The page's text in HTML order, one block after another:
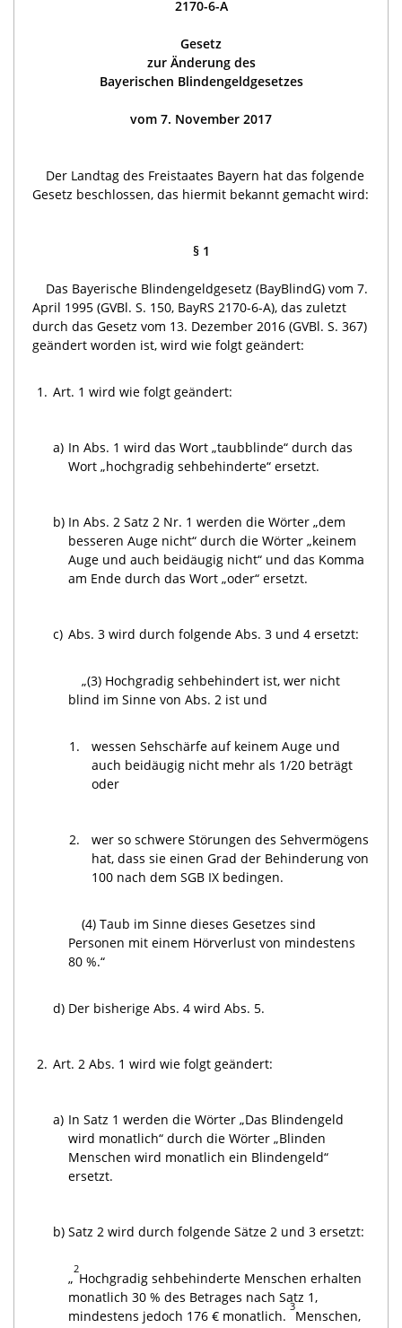
2170-6-A
Gesetz
zur Änderung des
Bayerischen Blindengeldgesetzes
vom 7. November 2017
Der Landtag des Freistaates Bayern hat das folgende
Gesetz beschlossen, das hiermit bekannt gemacht wird:
§ 1
Das Bayerische Blindengeldgesetz (BayBlindG) vom 7.
April 1995 (GVBl. S. 150, BayRS 2170-6-A), das zuletzt
durch das Gesetz vom 13. Dezember 2016 (GVBl. S. 367)
geändert worden ist, wird wie folgt geändert:
1. Art. 1 wird wie folgt geändert:
a) In Abs. 1 wird das Wort „taubblinde“ durch das
Wort „hochgradig sehbehinderte“ ersetzt.
b) In Abs. 2 Satz 2 Nr. 1 werden die Wörter „dem
besseren Auge nicht“ durch die Wörter „keinem
Auge und auch beidäugig nicht“ und das Komma
am Ende durch das Wort „oder“ ersetzt.
c) Abs. 3 wird durch folgende Abs. 3 und 4 ersetzt:
„(3) Hochgradig sehbehindert ist, wer nicht
blind im Sinne von Abs. 2 ist und
1.
wessen Sehschärfe auf keinem Auge und
auch beidäugig nicht mehr als 1/20 beträgt
oder
2.
wer so schwere Störungen des Sehvermögens
hat, dass sie einen Grad der Behinderung von
100 nach dem SGB IX bedingen.
(4) Taub im Sinne dieses Gesetzes sind
Personen mit einem Hörverlust von mindestens
80 %.“
d) Der bisherige Abs. 4 wird Abs. 5.
2. Art. 2 Abs. 1 wird wie folgt geändert:
a) In Satz 1 werden die Wörter „Das Blindengeld
wird monatlich“ durch die Wörter „Blinden
Menschen wird monatlich ein Blindengeld“
ersetzt.
b) Satz 2 wird durch folgende Sätze 2 und 3 ersetzt:
„
2
Hochgradig sehbehinderte Menschen erhalten
monatlich 30 % des Betrages nach Satz 1,
mindestens jedoch 176 € monatlich.
3
Menschen,